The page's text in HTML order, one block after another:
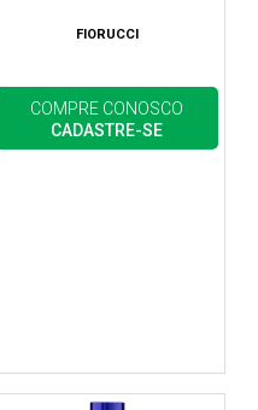
FIORUCCI
COMPRE CONOSCO
CADASTRE-SE